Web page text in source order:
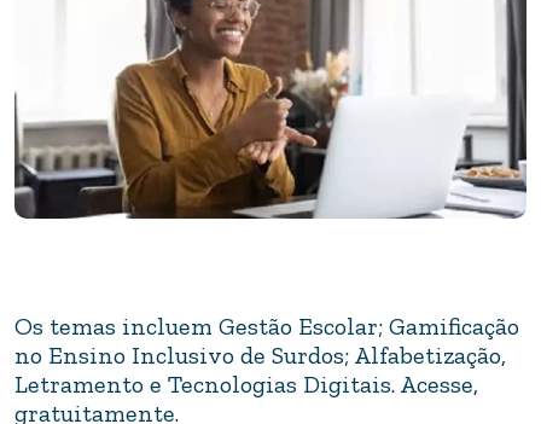
Os temas incluem Gestão Escolar; Gamificação
no Ensino Inclusivo de Surdos; Alfabetização,
Letramento e Tecnologias Digitais. Acesse,
gratuitamente.